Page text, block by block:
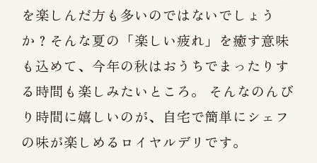
を楽しんだ方も多いのではないでしょう
か？そんな夏の「楽しい疲れ」を癒す意味
も込めて、今年の秋はおうちでまったりす
る時間も楽しみたいところ。 そんなのんび
り時間に嬉しいのが、自宅で簡単にシェフ
の味が楽しめるロイヤルデリです。